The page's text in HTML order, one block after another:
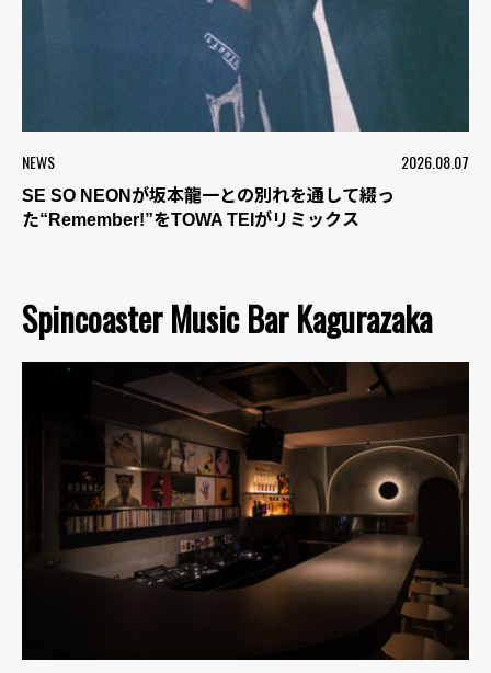
NEWS 2026.08.07
SE SO NEONが坂本龍一との別れを通して綴っ
た“Remember!”をTOWA TEIがリミックス
Spincoaster Music Bar Kagurazaka